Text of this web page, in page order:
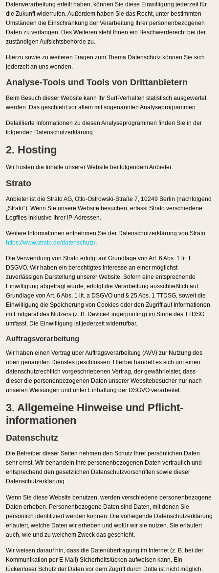
Datenverarbeitung erteilt haben, können Sie diese Einwilligung jederzeit für
die Zukunft widerrufen. Außerdem haben Sie das Recht, unter bestimmten
Umständen die Einschränkung der Verarbeitung Ihrer personenbezogenen
Daten zu verlangen. Des Weiteren steht Ihnen ein Beschwerderecht bei der
zuständigen Aufsichtsbehörde zu.
Hierzu sowie zu weiteren Fragen zum Thema Datenschutz können Sie sich
jederzeit an uns wenden.
Analyse-Tools und Tools von Dritt­anbietern
Beim Besuch dieser Website kann Ihr Surf-Verhalten statistisch ausgewertet
werden. Das geschieht vor allem mit sogenannten Analyseprogrammen.
Detaillierte Informationen zu diesen Analyseprogrammen finden Sie in der
folgenden Datenschutzerklärung.
2. Hosting
Wir hosten die Inhalte unserer Website bei folgendem Anbieter:
Strato
Anbieter ist die Strato AG, Otto-Ostrowski-Straße 7, 10249 Berlin (nachfolgend
„Strato“). Wenn Sie unsere Website besuchen, erfasst Strato verschiedene
Logfiles inklusive Ihrer IP-Adressen.
Weitere Informationen entnehmen Sie der Datenschutzerklärung von Strato:
https://www.strato.de/datenschutz/.
Die Verwendung von Strato erfolgt auf Grundlage von Art. 6 Abs. 1 lit. f
DSGVO. Wir haben ein berechtigtes Interesse an einer möglichst
zuverlässigen Darstellung unserer Website. Sofern eine entsprechende
Einwilligung abgefragt wurde, erfolgt die Verarbeitung ausschließlich auf
Grundlage von Art. 6 Abs. 1 lit. a DSGVO und § 25 Abs. 1 TTDSG, soweit die
Einwilligung die Speicherung von Cookies oder den Zugriff auf Informationen
im Endgerät des Nutzers (z. B. Device-Fingerprinting) im Sinne des TTDSG
umfasst. Die Einwilligung ist jederzeit widerrufbar.
Auftragsverarbeitung
Wir haben einen Vertrag über Auftragsverarbeitung (AVV) zur Nutzung des
oben genannten Dienstes geschlossen. Hierbei handelt es sich um einen
datenschutzrechtlich vorgeschriebenen Vertrag, der gewährleistet, dass
dieser die personenbezogenen Daten unserer Websitebesucher nur nach
unseren Weisungen und unter Einhaltung der DSGVO verarbeitet.
3. Allgemeine Hinweise und Pflicht­
informationen
Datenschutz
Die Betreiber dieser Seiten nehmen den Schutz Ihrer persönlichen Daten
sehr ernst. Wir behandeln Ihre personenbezogenen Daten vertraulich und
entsprechend den gesetzlichen Datenschutzvorschriften sowie dieser
Datenschutzerklärung.
Wenn Sie diese Website benutzen, werden verschiedene personenbezogene
Daten erhoben. Personenbezogene Daten sind Daten, mit denen Sie
persönlich identifiziert werden können. Die vorliegende Datenschutzerklärung
erläutert, welche Daten wir erheben und wofür wir sie nutzen. Sie erläutert
auch, wie und zu welchem Zweck das geschieht.
Wir weisen darauf hin, dass die Datenübertragung im Internet (z. B. bei der
Kommunikation per E-Mail) Sicherheitslücken aufweisen kann. Ein
lückenloser Schutz der Daten vor dem Zugriff durch Dritte ist nicht möglich.